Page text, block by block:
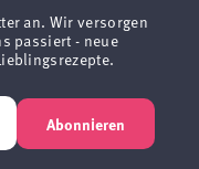
an. Wir versorgen
passiert - neue
Abonnieren